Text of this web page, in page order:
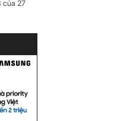
của 27